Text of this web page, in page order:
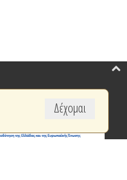
Δέχομαι